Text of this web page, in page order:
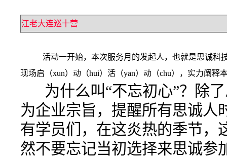
江老大连巡十营
活动一开始，本次服务月的发起人，也就是思诚科
现场启（xun）动（hui）活（yan）动（chu），实力阐释
为什么叫“不忘初心”？除
为企业宗旨，提醒所有思诚人
有学员们，在这炎热的季节，
然不要忘记当初选择来思诚参